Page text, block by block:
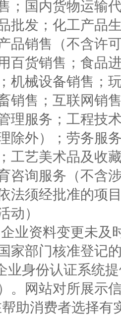
；国内货物运输
批发；化工产品
品销售（不含许
百货销售；食品
机械设备销售；
销售；互联网销
理服务；工程技
除外）；劳务服
工艺美术品及收
咨询服务（不含
法须经批准的项
动）
业资料变更未及
家部门核准登记
业身份认证系统
。网站对所展示
助消费者选择有